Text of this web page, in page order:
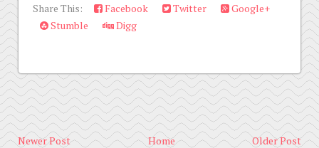
Share This: Facebook Twitter
Google+
Stumble
Digg
Newer Post Older Post
Home